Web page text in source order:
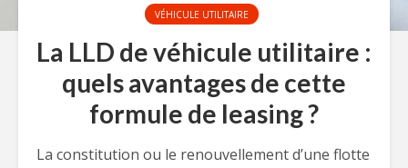
VÉHICULE UTILITAIRE
La LLD de véhicule utilitaire :
quels avantages de cette
formule de leasing ?
La constitution ou le renouvellement d’une flotte